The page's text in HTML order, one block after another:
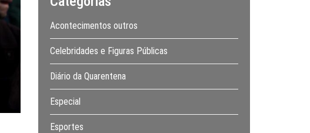
Acontecimentos outros
Celebridades e Figuras Públicas
Diário da Quarentena
Especial
Esportes